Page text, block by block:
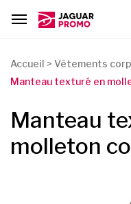
Accueil > Vêtements
Manteau texturé en
Manteau
molleton